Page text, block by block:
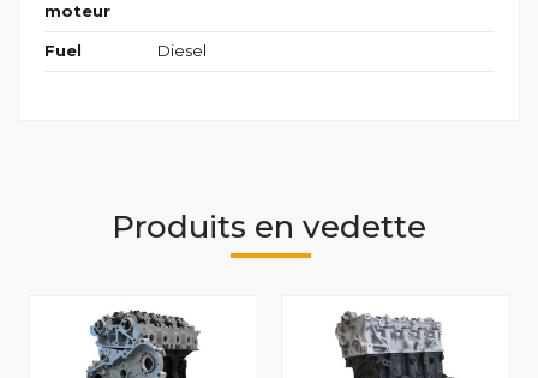
moteur
Fuel Diesel
Produits en vedette